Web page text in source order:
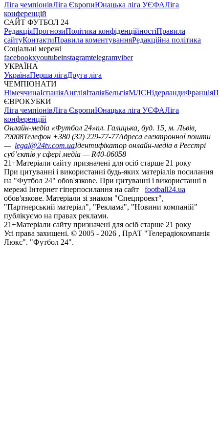
Ліга чемпіонівЛіга ЄвропиЮнацька ліга УЄФАЛіга
конференцій
САЙТ ФУТБОЛ 24
РедакціяПрогнозиПолітика конфіденційностіПравила
сайтуКонтактиПравила коментуванняРедакційна політика
Соціальні мережі
facebookxyoutubeinstagramtelegramviber
УКРАЇНА
УкраїнаПерша лігаДруга ліга
ЧЕМПІОНАТИ
НімеччинаІспаніяАнгліяІталіяБельгіяМЛСНідерландиФранція
ЄВРОКУБКИ
Ліга чемпіонівЛіга ЄвропиЮнацька ліга УЄФАЛіга
конференцій
Онлайн-медіа «Футбол 24»пл. Галицька, буд. 15, м. Львів,
79008Телефон +380 (32) 229-77-77Адреса електронної пошти
— legal@24tv.com.uaІдентифікатор онлайн-медіа в Реєстрі
суб’єктів у сфері медіа — R40-06058
21+Матеріали сайту призначені для осіб старше 21 року
При цитуванні і використанні будь-яких матеріалів посилання
на "Футбол 24" обов'язкове. При цитуванні і використанні в
мережі Інтернет гіперпосилання на сайт
football24.ua
обов'язкове. Матеріали зі знаком "Спецпроект",
"Партнерський матеріал", "Реклама", "Новини компаній"
публікуємо на правах реклами.
21+Матеріали сайту призначені для осіб старше 21 року
Усi права захищенi. © 2005 - 2026 , ПрАТ "Телерадіокомпанія
Люкс". "Футбол 24".